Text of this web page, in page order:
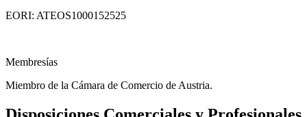
EORI: ATEOS1000152525
Membresías
Miembro de la Cámara de Comercio de Austria.